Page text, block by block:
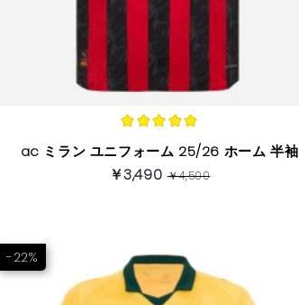
ac ミラン ユニフォーム 25/26 ホーム 半袖
￥3,490￥4,500
-22%